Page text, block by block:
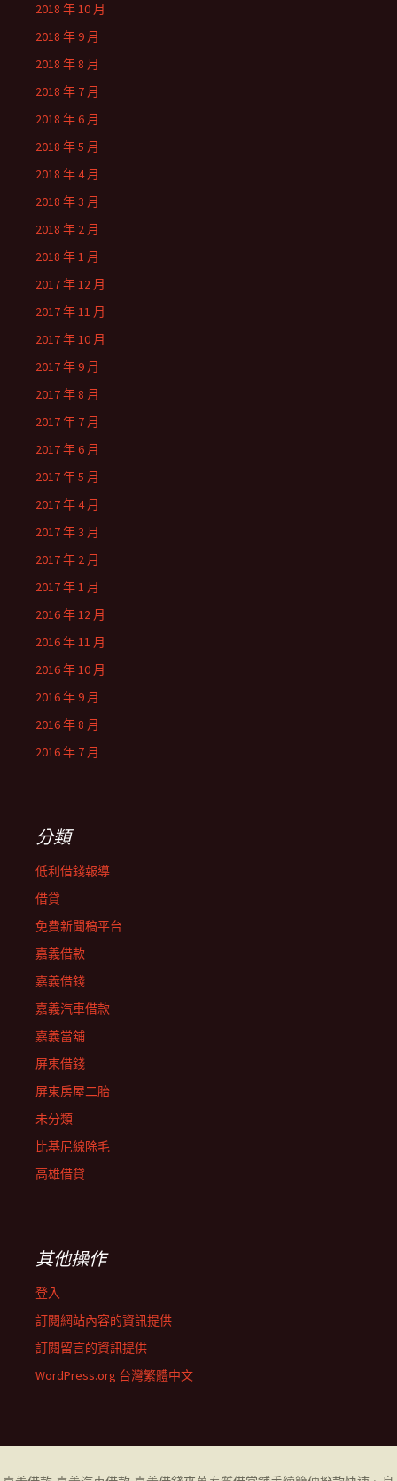
2018 年 10 月
2018 年 9 月
2018 年 8 月
2018 年 7 月
2018 年 6 月
2018 年 5 月
2018 年 4 月
2018 年 3 月
2018 年 2 月
2018 年 1 月
2017 年 12 月
2017 年 11 月
2017 年 10 月
2017 年 9 月
2017 年 8 月
2017 年 7 月
2017 年 6 月
2017 年 5 月
2017 年 4 月
2017 年 3 月
2017 年 2 月
2017 年 1 月
2016 年 12 月
2016 年 11 月
2016 年 10 月
2016 年 9 月
2016 年 8 月
2016 年 7 月
分類
低利借錢報導
借貸
免費新聞稿平台
嘉義借款
嘉義借錢
嘉義汽車借款
嘉義當舖
屏東借錢
屏東房屋二胎
未分類
比基尼線除毛
高雄借貸
其他操作
登入
訂閱網站內容的資訊提供
訂閱留言的資訊提供
WordPress.org 台灣繁體中文